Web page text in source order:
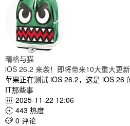
晴格与猫
iOS 26.2 来袭！即将带来10大重大更新
苹果正在测试 iOS 26.2，这是 iOS 26
IT那些事
 2025-11-22 12:06
 443 热度
 0 评论